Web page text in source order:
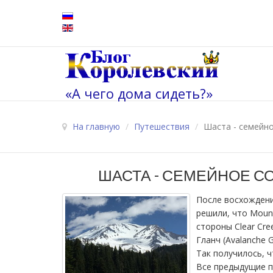
«А чего дома сидеть?»
На главную / Путешествия / Шаста -
ШАСТА - СЕМЕЙНОЕ СОЛО
После
решили, что
стороны Clear
Гланч (Avalanche
Так получилось,
Все предыдущие